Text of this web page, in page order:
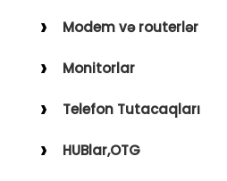
Modem və routerlər
Monitorlar
Telefon Tutacaqları
HUBlar,OTG